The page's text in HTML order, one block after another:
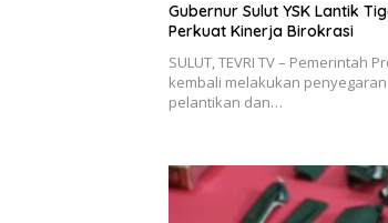
Gubernur Sulut YSK Lantik Tiga Pejabat Eselon II,
Perkuat Kinerja Birokrasi
SULUT, TEVRI TV – Pemerintah
kembali melakukan
pelantikan dan…